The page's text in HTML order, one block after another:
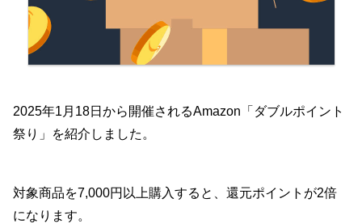
2025年1月18日から開催されるAmazon「ダブルポイント
祭り」を紹介しました。
対象商品を7,000円以上購入すると、還元ポイントが2倍
になります。